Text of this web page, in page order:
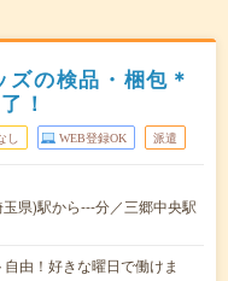
の検品・梱包＊
！
し WEB登録OK 派遣
県)駅から---分／三郷中央駅
由！好きな曜日で働けま